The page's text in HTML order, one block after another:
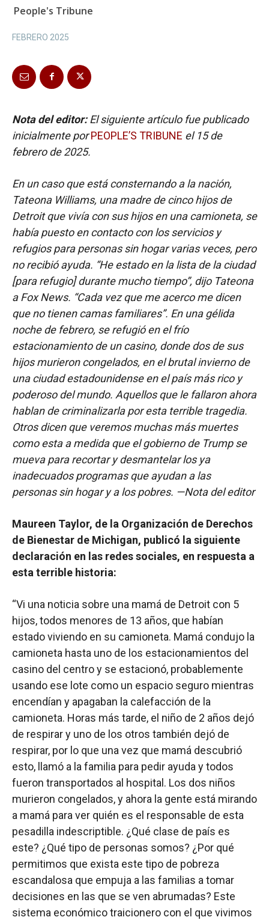
People's Tribune
FEBRERO 2025
Nota del editor:El siguiente artículo fue publicado
inicialmente porPEOPLE’S TRIBUNE el 15 de
febrero de 2025.
En un caso que está consternando a la nación,
Tateona Williams, una madre de cinco hijos de
Detroit que vivía con sus hijos en una camioneta, se
había puesto en contacto con los servicios y
refugios para personas sin hogar varias veces, pero
no recibió ayuda. “He estado en la lista de la ciudad
[para refugio] durante mucho tiempo”, dijo Tateona
a Fox News. “Cada vez que me acerco me dicen
que no tienen camas familiares”. En una gélida
noche de febrero, se refugió en el frío
estacionamiento de un casino, donde dos de sus
hijos murieron congelados, en el brutal invierno de
una ciudad estadounidense en el país más rico y
poderoso del mundo. Aquellos que le fallaron ahora
hablan de criminalizarla por esta terrible tragedia.
Otros dicen que veremos muchas más muertes
como esta a medida que el gobierno de Trump se
mueva para recortar y desmantelar los ya
inadecuados programas que ayudan a las
personas sin hogar y a los pobres. —Nota del editor
Maureen Taylor, de la Organización de Derechos
de Bienestar de Michigan, publicó la siguiente
declaración en las redes sociales, en respuesta a
esta terrible historia:
“Vi una noticia sobre una mamá de Detroit con 5
hijos, todos menores de 13 años, que habían
estado viviendo en su camioneta. Mamá condujo la
camioneta hasta uno de los estacionamientos del
casino del centro y se estacionó, probablemente
usando ese lote como un espacio seguro mientras
encendían y apagaban la calefacción de la
camioneta. Horas más tarde, el niño de 2 años dejó
de respirar y uno de los otros también dejó de
respirar, por lo que una vez que mamá descubrió
esto, llamó a la familia para pedir ayuda y todos
fueron transportados al hospital. Los dos niños
murieron congelados, y ahora la gente está mirando
a mamá para ver quién es el responsable de esta
pesadilla indescriptible. ¿Qué clase de país es
este? ¿Qué tipo de personas somos? ¿Por qué
permitimos que exista este tipo de pobreza
escandalosa que empuja a las familias a tomar
decisiones en las que se ven abrumadas? Este
sistema económico traicionero con el que vivimos